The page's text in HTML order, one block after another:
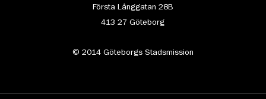
Första Långgatan 28B
413 27 Göteborg
© 2014 Göteborgs Stadsmission